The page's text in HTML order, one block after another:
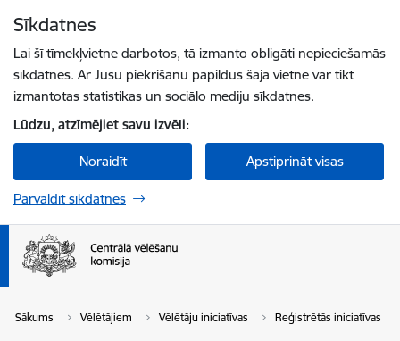
Sīkdatnes
Lai šī tīmekļvietne darbotos, tā izmanto obligāti nepieciešamās
sīkdatnes. Ar Jūsu piekrišanu papildus šajā vietnē var tikt
izmantotas statistikas un sociālo mediju sīkdatnes.
Lūdzu, atzīmējiet savu izvēli:
Noraidīt Apstiprināt visas
Pārvaldīt sīkdatnes
Sākums Vēlētājiem Vēlētāju iniciatīvas Reģistrētās iniciatīvas